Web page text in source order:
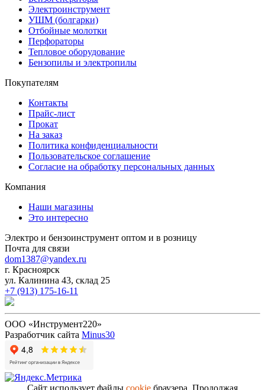
Электроинструмент
УШМ (болгарки)
Отбойные молотки
Перфораторы
Тепловое оборудование
Бензопилы и электропилы
Покупателям
Контакты
Прайс-лист
Прокат
На заказ
Политика конфиденциальности
Пользовательское соглашение
Согласие на обработку персональных данных
Компания
Наши магазины
Это интересно
Электро и бензоинструмент оптом и в розницу
Почта для связи
dom1387@yandex.ru
г. Красноярск
ул. Калинина 43, склад 25
+7 (913) 175-16-11
ООО «Инструмент220»
Разработчик сайта Minus30